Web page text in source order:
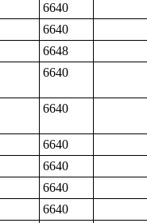
6640
6640
6648
6640
6640
6640
6640
6640
6640